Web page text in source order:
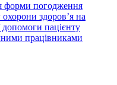
форми погодження
охорони здоров’я на
пацієнту
працівниками